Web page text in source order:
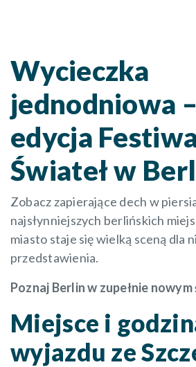
Wycieczka
jednodniowa
edycja
Świateł w
Zobacz zapierające dech w
najsłynniejszych berlińskich
miasto staje się wielką sceną dla
przedstawienia.
Poznaj Berlin w zupełnie
Miejsce i
wyjazdu ze